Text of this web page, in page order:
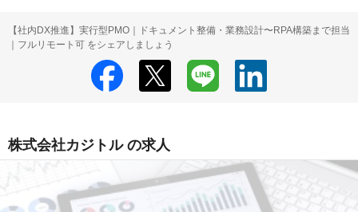
【社内DX推進】実行型PMO｜ドキュメント整備・業務設計〜RPA構築まで担当
｜フルリモート可 をシェアしましょう
株式会社カジトル の求人